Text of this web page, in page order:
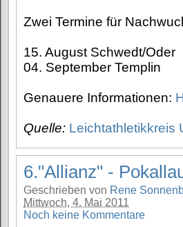
Zwei Termine für
15. August Schwedt/Oder
04. September Templin
Genauere Informationen:
Quelle: Leichtathletikkreis
6."Allianz" -
Geschrieben von Rene
Mittwoch, 4. Mai 2011
Noch keine Kommentare